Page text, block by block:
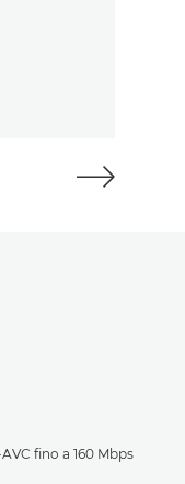
fino a 160 Mbps